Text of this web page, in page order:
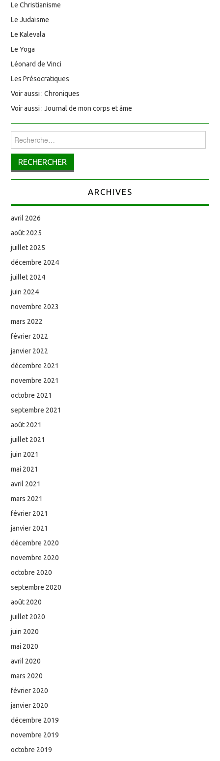
Le Christianisme
Le Judaïsme
Le Kalevala
Le Yoga
Léonard de Vinci
Les Présocratiques
Voir aussi : Chroniques
Voir aussi : Journal de mon corps et âme
Rechercher :
ARCHIVES
avril 2026
août 2025
juillet 2025
décembre 2024
juillet 2024
juin 2024
novembre 2023
mars 2022
février 2022
janvier 2022
décembre 2021
novembre 2021
octobre 2021
septembre 2021
août 2021
juillet 2021
juin 2021
mai 2021
avril 2021
mars 2021
février 2021
janvier 2021
décembre 2020
novembre 2020
octobre 2020
septembre 2020
août 2020
juillet 2020
juin 2020
mai 2020
avril 2020
mars 2020
février 2020
janvier 2020
décembre 2019
novembre 2019
octobre 2019